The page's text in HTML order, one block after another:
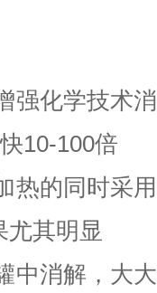
强化学技术
10-100倍
热的同时采
尤其明显
中消解，大